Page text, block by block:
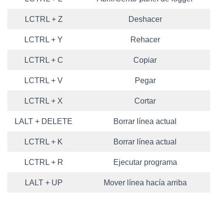
LCTRL + Z Deshacer
LCTRL + Y Rehacer
LCTRL + C Copiar
LCTRL + V Pegar
LCTRL + X Cortar
LALT + DELETE Borrar línea actual
LCTRL + K Borrar línea actual
LCTRL + R Ejecutar programa
LALT + UP Mover línea hacía arriba